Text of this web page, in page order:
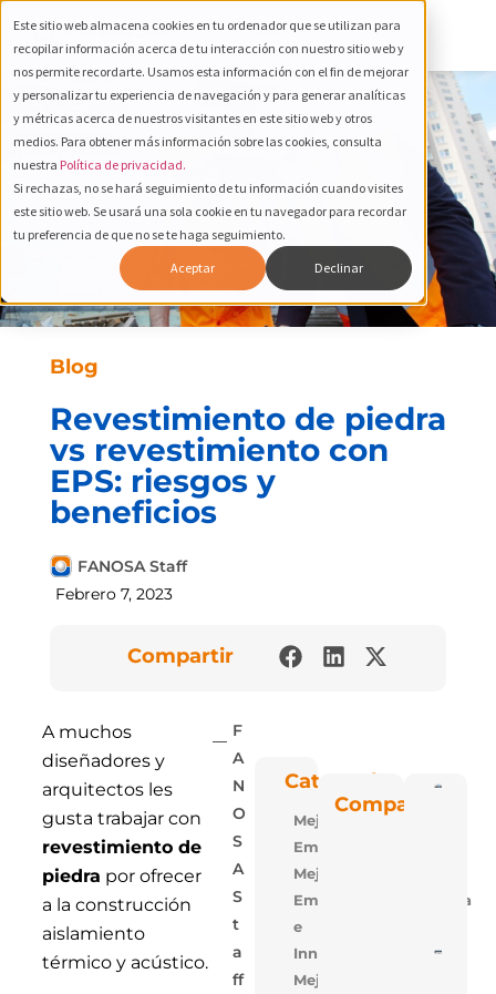
Este sitio web almacena cookies en tu ordenador que se utilizan para
recopilar información acerca de tu interacción con nuestro sitio web y
nos permite recordarte. Usamos esta información con el fin de mejorar
y personalizar tu experiencia de navegación y para generar analíticas
y métricas acerca de nuestros visitantes en este sitio web y otros
medios. Para obtener más información sobre las cookies, consulta
nuestra Política de privacidad.
Si rechazas, no se hará seguimiento de tu información cuando visites
este sitio web. Se usará una sola cookie en tu navegador para recordar
tu preferencia de que no se te haga seguimiento.
Aceptar Declinar
Blog
Revestimiento de piedra
vs revestimiento con
EPS: riesgos y
beneficios
FANOSA Staff
Febrero 7, 2023
Compartir
A muchos
diseñadores y
arquitectos les
gusta trabajar con
revestimiento de
piedra por ofrecer
a la construcción
aislamiento
térmico y acústico.
F
A
N
O
S
A
S
T
A
Ff
Categorías
Mejora
Empresarial
Mejora
Empresarial,Tecnologia
e
Innovacion
Mejora
Compartir
De